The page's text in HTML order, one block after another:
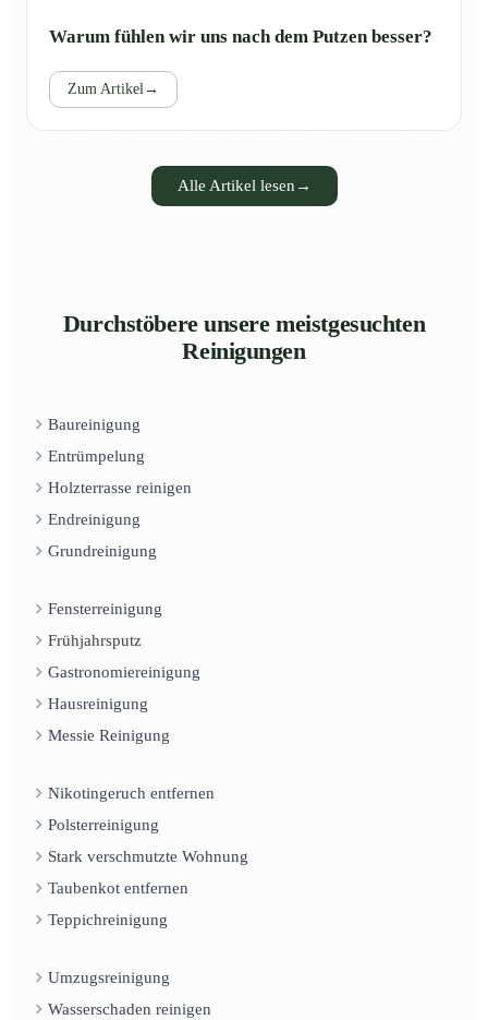
Warum fühlen wir uns nach dem Putzen besser?
Zum Artikel →
Alle Artikel lesen →
Durchstöbere unsere meistgesuchten
Reinigungen
Baureinigung
Entrümpelung
Holzterrasse reinigen
Endreinigung
Grundreinigung
Fensterreinigung
Frühjahrsputz
Gastronomiereinigung
Hausreinigung
Messie Reinigung
Nikotingeruch entfernen
Polsterreinigung
Stark verschmutzte Wohnung
Taubenkot entfernen
Teppichreinigung
Umzugsreinigung
Wasserschaden reinigen